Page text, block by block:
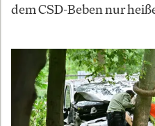
dem CSD-Beben nur